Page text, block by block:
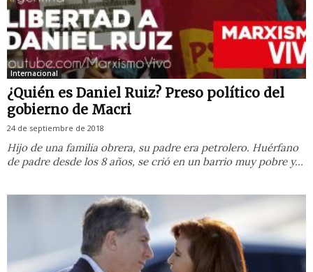
Internacional
¿Quién es Daniel Ruiz? Preso político del
gobierno de Macri
24 de septiembre de 2018
Hijo de una familia obrera, su padre era petrolero. Huérfano
de padre desde los 8 años, se crió en un barrio muy pobre y...